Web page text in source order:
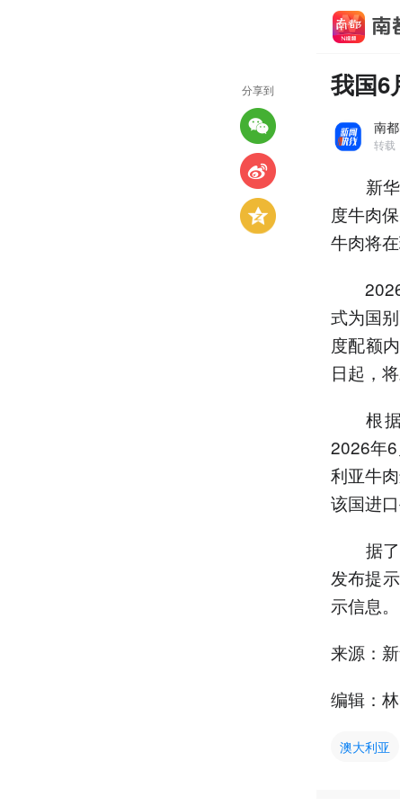
我国6
南
转载
新华
度牛肉
牛肉将
2026
式为国
度配额
日起，
根据
2026年
利亚牛
该国进
据了
发布提
示信息。
来源：
编辑：
澳大利亚
分享到